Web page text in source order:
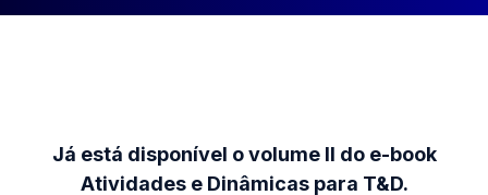
Já está disponível o volume II do e-book
Atividades e Dinâmicas para T&D.